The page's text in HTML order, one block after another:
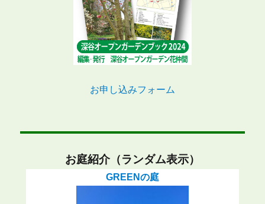
お申し込みフォーム
お庭紹介（ランダム表示）
GREENの庭